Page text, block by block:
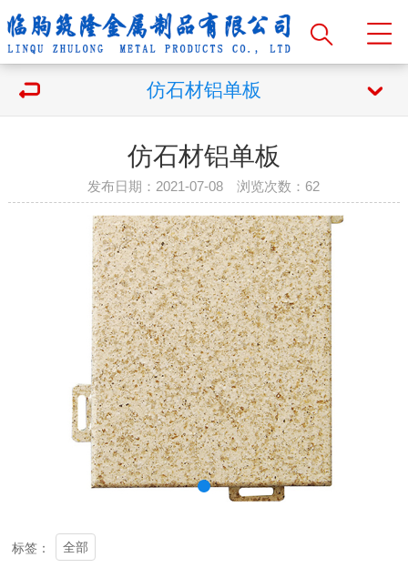
仿石材铝单板
仿石材铝单板
发布日期：2021-07-08 浏览次数： 62
标签： 全部